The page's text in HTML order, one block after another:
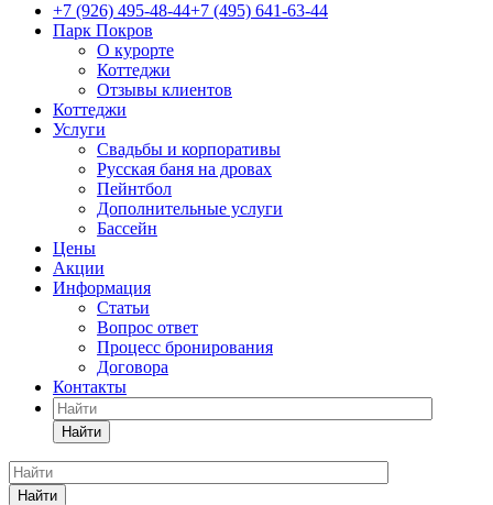
+7 (926) 495-48-44+7 (495) 641-63-44
Парк Покров
О курорте
Коттеджи
Отзывы клиентов
Коттеджи
Услуги
Свадьбы и корпоративы
Русская баня на дровах
Пейнтбол
Дополнительные услуги
Бассейн
Цены
Акции
Информация
Статьи
Вопрос ответ
Процесс бронирования
Договора
Контакты
Найти
Найти